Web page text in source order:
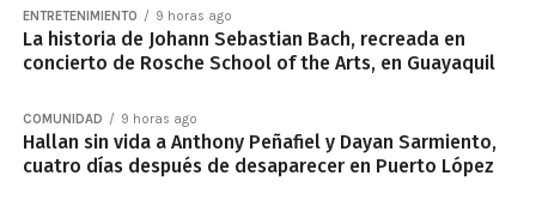
ENTRETENIMIENTO 9 horas ago
La historia de Johann Sebastian Bach, recreada en
concierto de Rosche School of the Arts, en Guayaquil
COMUNIDAD 9 horas ago
Hallan sin vida a Anthony Peñafiel y Dayan Sarmiento,
cuatro días después de desaparecer en Puerto López